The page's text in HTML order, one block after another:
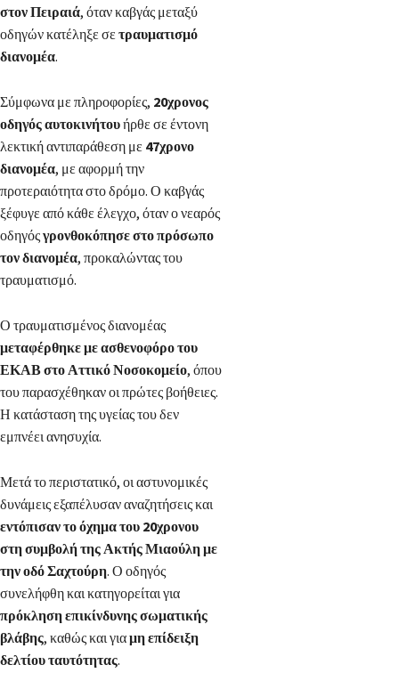
στον Πειραιά, όταν καβγάς μεταξύ
οδηγών κατέληξε σε τραυματισμό
διανομέα.
Σύμφωνα με πληροφορίες, 20χρονος
οδηγός αυτοκινήτουήρθε σε έντονη
λεκτική αντιπαράθεση με 47χρονο
διανομέα, με αφορμή την
προτεραιότητα στο δρόμο. Ο καβγάς
ξέφυγε από κάθε έλεγχο, όταν ο νεαρός
οδηγόςγρονθοκόπησε στο πρόσωπο
τον διανομέα, προκαλώντας του
τραυματισμό.
Ο τραυματισμένος διανομέας
μεταφέρθηκε με ασθενοφόρο του
ΕΚΑΒ στο Αττικό Νοσοκομείο, όπου
του παρασχέθηκαν οι πρώτες βοήθειες.
Η κατάσταση της υγείας του δεν
εμπνέει ανησυχία.
Μετά το περιστατικό, οι αστυνομικές
δυνάμεις εξαπέλυσαν αναζητήσεις και
εντόπισαν το όχημα του 20χρονου
στη συμβολή της Ακτής Μιαούλη με
την οδό Σαχτούρη. Ο οδηγός
συνελήφθη και κατηγορείται για
πρόκληση επικίνδυνης σωματικής
βλάβης, καθώς και γιαμη επίδειξη
δελτίου ταυτότητας.